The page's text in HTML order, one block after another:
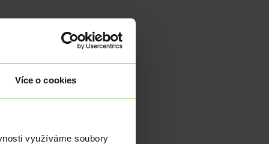
Více o cookies
využíváme soubory